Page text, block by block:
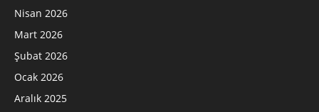
Nisan 2026
Mart 2026
Şubat 2026
Ocak 2026
Aralık 2025